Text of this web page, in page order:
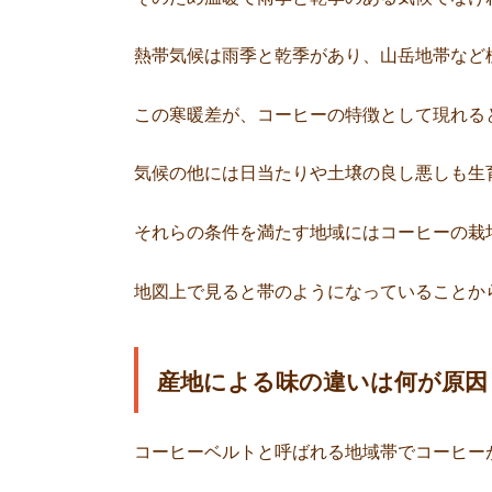
熱帯気候は雨季と乾季があり、山岳地帯な
この寒暖差が、コーヒーの特徴として現れる
気候の他には日当たりや土壌の良し悪しも
それらの条件を満たす地域にはコーヒーの
地図上で見ると帯のようになっていること
産地による味の違いは何が原因
コーヒーベルトと呼ばれる地域帯でコーヒ